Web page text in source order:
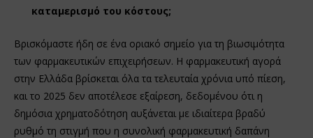
καταμερισμό του κόστους;
Βρισκόμαστε ήδη σε ένα οριακό σημείο για τη βιωσιμότητα
των φαρμακευτικών επιχειρήσεων. Η φαρμακευτική αγορά
στην Ελλάδα βρίσκεται όλα τα τελευταία χρόνια υπό πίεση,
και το 2025 δεν αποτέλεσε εξαίρεση, δεδομένου ότι η
δημόσια χρηματοδότηση αυξάνεται με ιδιαίτερα βραδύ
ρυθμό τη στιγμή που η συνολική φαρμακευτική δαπάνη